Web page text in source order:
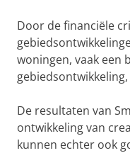
Door de financiële
woningen, vaak een
De resultaten van
ontwikkeling van
kunnen echter ook